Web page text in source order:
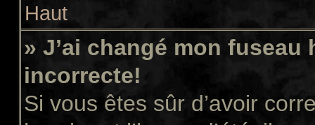
Haut
» J’ai changé mon fuseau
incorrecte!
Si vous êtes sûr d’avoir